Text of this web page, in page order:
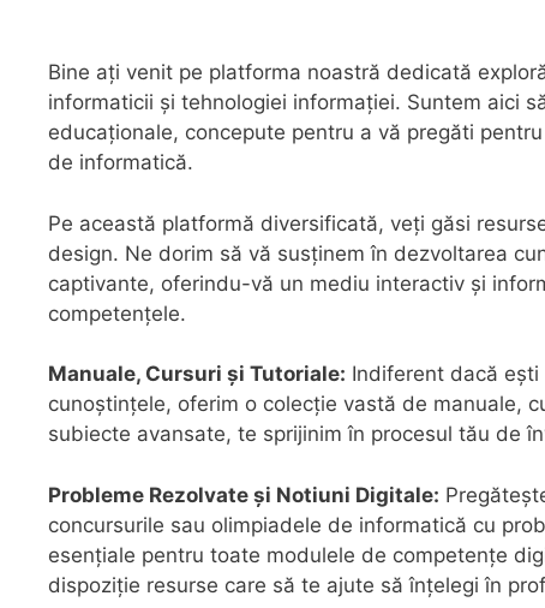
Bine ați venit pe platforma noastră dedicată
informaticii și tehnologiei informației. Suntem aici
educaționale, concepute pentru a vă pregăti
de informatică.
Pe această platformă diversificată, veți găsi
design. Ne dorim să vă susținem în dezvoltarea
captivante, oferindu-vă un mediu interactiv și
competențele.
Manuale, Cursuri și Tutoriale: Indiferent dacă
cunoștințele, oferim o colecție vastă de manuale,
subiecte avansate, te sprijinim în procesul tău de
Probleme Rezolvate și Notiuni Digitale:
concursurile sau olimpiadele de informatică cu
esențiale pentru toate modulele de competențe
dispoziție resurse care să te ajute să înțelegi în